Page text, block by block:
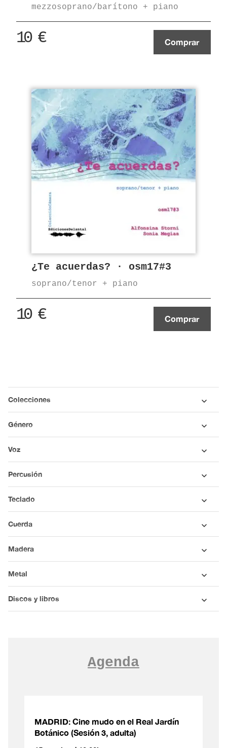
mezzosoprano/barítono + piano
10 € Comprar
¿Te acuerdas? · osm17#3
soprano/tenor + piano
10 € Comprar
Colecciones
Género
Voz
Percusión
Teclado
Cuerda
Madera
Metal
Discos y libros
Agenda
MADRID: Cine mudo en el Real Jardín
Botánico (Sesión 3, adulta)